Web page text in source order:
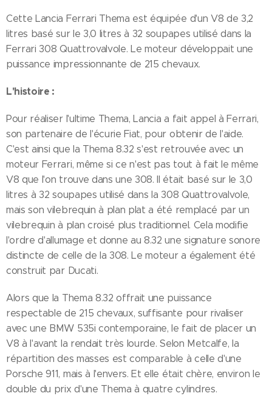
Cette Lancia Ferrari Thema est équipée d'un V8 de 3,2
litres basé sur le 3,0 litres à 32 soupapes utilisé dans la
Ferrari 308 Quattrovalvole. Le moteur développait une
puissance impressionnante de 215 chevaux.
L'histoire :
Pour réaliser l'ultime Thema, Lancia a fait appel à Ferrari,
son partenaire de l'écurie Fiat, pour obtenir de l'aide.
C'est ainsi que la Thema 8.32 s'est retrouvée avec un
moteur Ferrari, même si ce n'est pas tout à fait le même
V8 que l'on trouve dans une 308. Il était basé sur le 3,0
litres à 32 soupapes utilisé dans la 308 Quattrovalvole,
mais son vilebrequin à plan plat a été remplacé par un
vilebrequin à plan croisé plus traditionnel. Cela modifie
l'ordre d'allumage et donne au 8.32 une signature sonore
distincte de celle de la 308. Le moteur a également été
construit par Ducati.
Alors que la Thema 8.32 offrait une puissance
respectable de 215 chevaux, suffisante pour rivaliser
avec une BMW 535i contemporaine, le fait de placer un
V8 à l'avant la rendait très lourde. Selon Metcalfe, la
répartition des masses est comparable à celle d'une
Porsche 911, mais à l'envers. Et elle était chère, environ le
double du prix d'une Thema à quatre cylindres.